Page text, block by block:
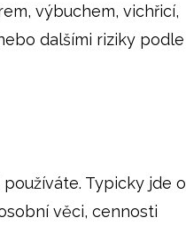
výbuchem, vichřicí,
dalšími riziky podle
Typicky jde o
věci, cennosti